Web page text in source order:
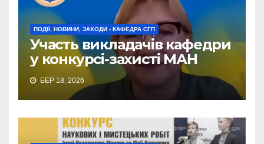
ПОДІЇ, НОВИНИ, ЗАХОДИ - КАФЕДРА СГП
Участь викладачів кафедри
у конкурсі-захисті МАН
БЕР 18, 2026